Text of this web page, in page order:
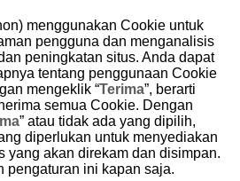
or viewfinder for display, to avoid
sensor when the screen is open.
menggunakan Cookie untuk
pengguna dan menganalisis
peningkatan situs. Anda dapat
tentang penggunaan Cookie
mengeklik “Terima”, berarti
semua Cookie. Dengan
” atau tidak ada yang dipilih,
diperlukan untuk menyediakan
yang akan direkam dan disimpan.
pengaturan ini kapan saja.